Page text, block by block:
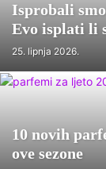
Isprobali
Evo isplati li
25. lipnja 2026.
10 novih
ove sezone